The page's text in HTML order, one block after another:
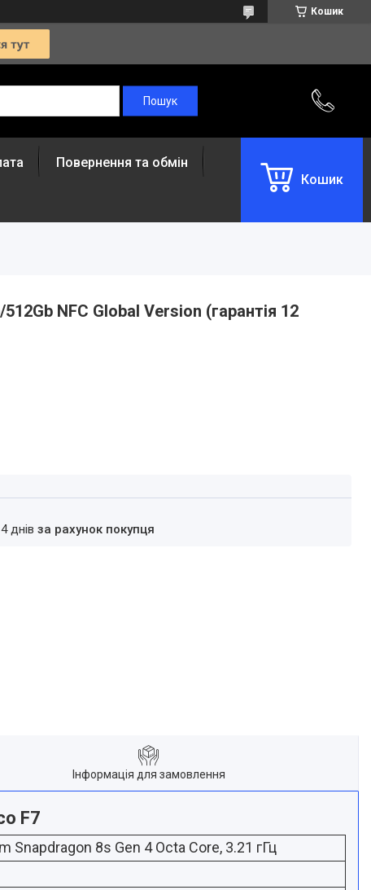
Кошик
Повернення та обмін
Кошик
NFC Global Version (гарантія 12
днів за рахунок покупця
Інформація для замовлення
F7
Snapdragon 8s Gen 4 Octa Core, 3.21 гГц